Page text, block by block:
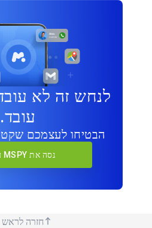
עובד.
הבטיחו לעצמכם שקט
נסה את MSPY עכשיו
חזרה